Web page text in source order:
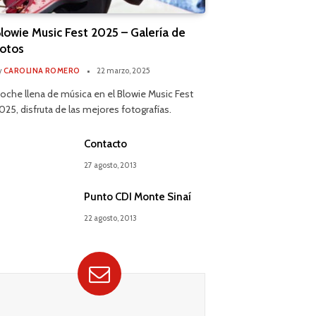
Music Fest 2025 – Galería de
CAROLINA ROMERO 22 marzo, 2025
llena de música en el Blowie Music Fest
disfruta de las mejores fotografías.
Contacto
27 agosto, 2013
Punto CDI Monte Sinaí
22 agosto, 2013